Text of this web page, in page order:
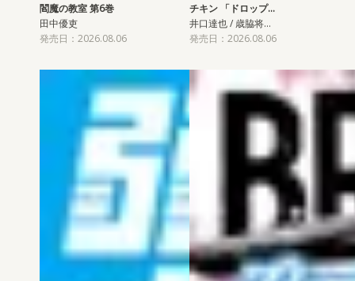
閻魔の教室 第6巻
田中優吏
発売日：2026.08.06
チキン 「ドロップ…
井口達也 / 歳脇将…
発売日：2026.08.06